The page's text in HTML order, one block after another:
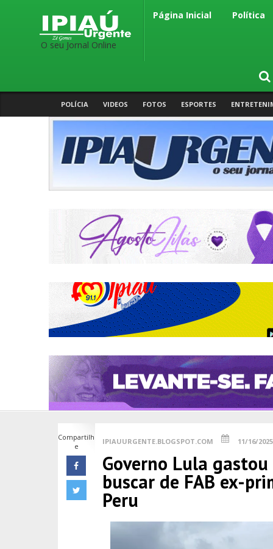
O seu Jornal Online
Página Inicial Política
POLÍCIA VIDEOS FOTOS ESPORTES
Compartilh
e
IPIAUURGENTE.BLOGSPOT.COM 11/16/
Governo Lula
buscar de FAB ex-
Peru